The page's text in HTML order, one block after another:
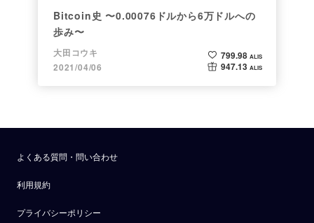
Bitcoin史 〜0.00076ドルから6万ドルへの
歩み〜
大田コウキ
2021/04/06
799.98 ALIS
947.13 ALIS
よくある質問・問い合わせ
利用規約
プライバシーポリシー